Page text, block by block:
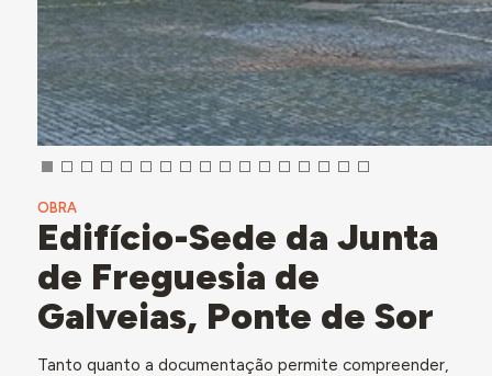
OBRA
Edifício-Sede da Junta
de Freguesia de
Galveias, Ponte de Sor
Tanto quanto a documentação permite compreender,